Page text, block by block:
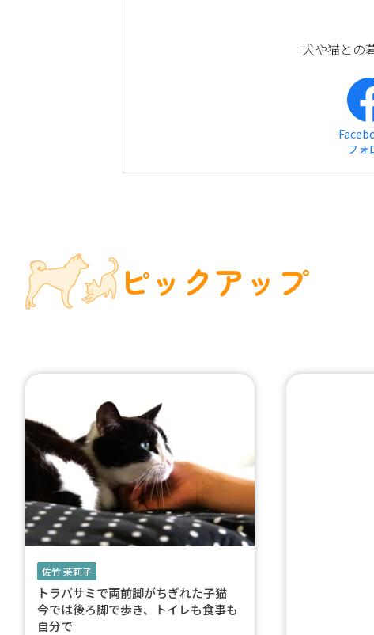
犬や猫との
フォ
ピックアップ
佐竹 茉莉子
トラバサミで両前脚がちぎれた子猫
今では後ろ脚で歩き、トイレも食事も
自分で